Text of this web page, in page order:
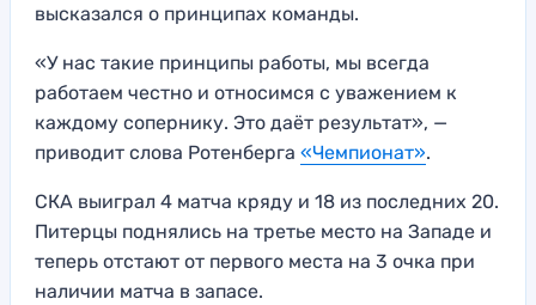
высказался о принципах команды.
«У нас такие принципы работы, мы всегда
работаем честно и относимся с уважением к
каждому сопернику. Это даёт результат», —
приводит слова Ротенберга «Чемпионат».
СКА выиграл 4 матча кряду и 18 из последних 20.
Питерцы поднялись на третье место на Западе и
теперь отстают от первого места на 3 очка при
наличии матча в запасе.